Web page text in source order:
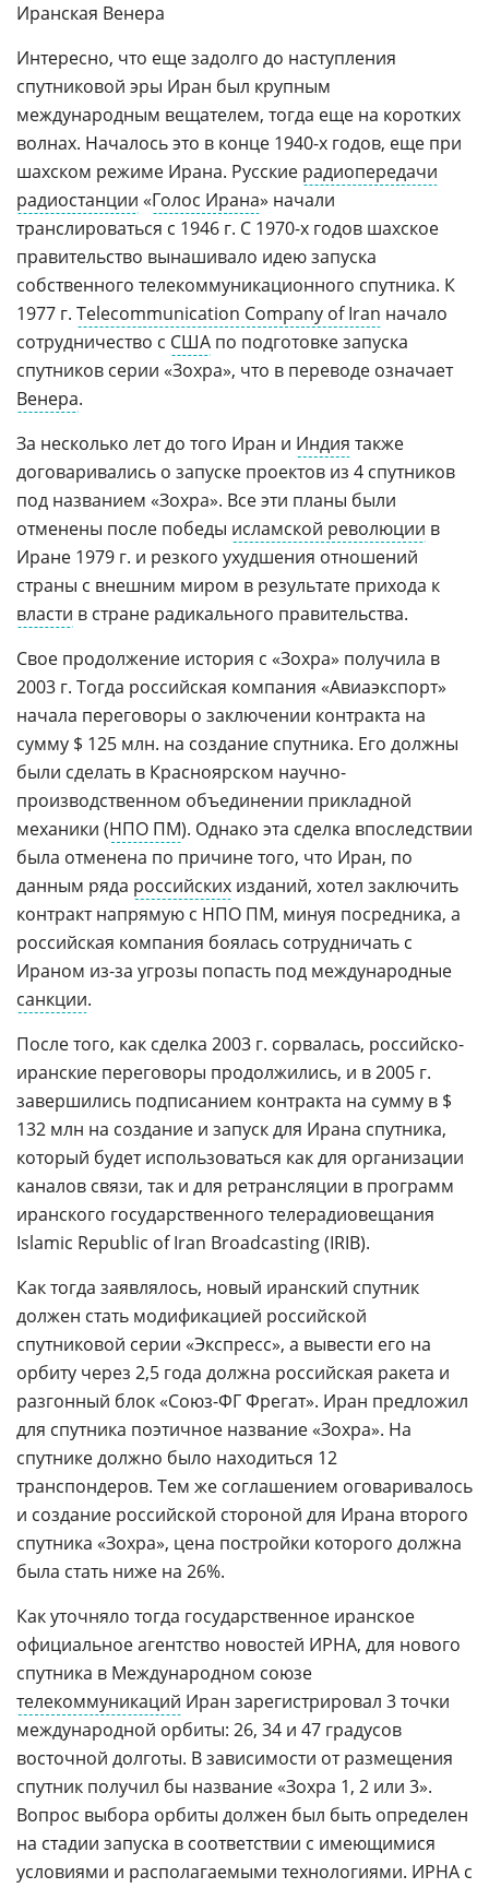
Иранская Венера
Интересно, что еще задолго до наступления
спутниковой эры Иран был крупным
международным вещателем, тогда еще на коротких
волнах. Началось это в конце 1940-х годов, еще при
шахском режиме Ирана. Русские радиопередачи
радиостанции «Голос Ирана» начали
транслироваться с 1946 г. С 1970-х годов шахское
правительство вынашивало идею запуска
собственного телекоммуникационного спутника. К
1977 г. Telecommunication Company of Iran начало
сотрудничество с США по подготовке запуска
спутников серии «Зохра», что в переводе означает
Венера.
За несколько лет до того Иран и Индия также
договаривались о запуске проектов из 4 спутников
под названием «Зохра». Все эти планы были
отменены после победы исламской революции в
Иране 1979 г. и резкого ухудшения отношений
страны с внешним миром в результате прихода к
власти в стране радикального правительства.
Свое продолжение история с «Зохра» получила в
2003 г. Тогда российская компания «Авиаэкспорт»
начала переговоры о заключении контракта на
сумму $ 125 млн. на создание спутника. Его должны
были сделать в Красноярском научно-
производственном объединении прикладной
механики (НПО ПМ). Однако эта сделка впоследствии
была отменена по причине того, что Иран, по
данным ряда российских изданий, хотел заключить
контракт напрямую с НПО ПМ, минуя посредника, а
российская компания боялась сотрудничать с
Ираном из-за угрозы попасть под международные
санкции.
После того, как сделка 2003 г. сорвалась, российско-
иранские переговоры продолжились, и в 2005 г.
завершились подписанием контракта на сумму в $
132 млн на создание и запуск для Ирана спутника,
который будет использоваться как для организации
каналов связи, так и для ретрансляции в программ
иранского государственного телерадиовещания
Islamic Republic of Iran Broadcasting (IRIB).
Как тогда заявлялось, новый иранский спутник
должен стать модификацией российской
спутниковой серии «Экспресс», а вывести его на
орбиту через 2,5 года должна российская ракета и
разгонный блок «Союз-ФГ Фрегат». Иран предложил
для спутника поэтичное название «Зохра». На
спутнике должно было находиться 12
транспондеров. Тем же соглашением оговаривалось
и создание российской стороной для Ирана второго
спутника «Зохра», цена постройки которого должна
была стать ниже на 26%.
Как уточняло тогда государственное иранское
официальное агентство новостей ИРНА, для нового
спутника в Международном союзе
телекоммуникаций Иран зарегистрировал 3 точки
международной орбиты: 26, 34 и 47 градусов
восточной долготы. В зависимости от размещения
спутник получил бы название «Зохра 1, 2 или 3».
Вопрос выбора орбиты должен был быть определен
на стадии запуска в соответствии с имеющимися
условиями и располагаемыми технологиями. ИРНА с